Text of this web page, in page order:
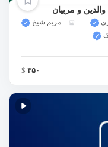
و مربیان
مریم شیخ
۳۵۰ $